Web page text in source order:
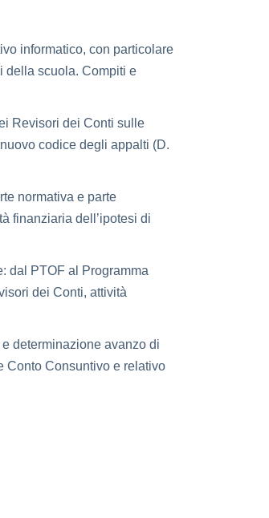
informatico, con particolare
della scuola. Compiti e
Revisori dei Conti sulle
codice degli appalti (D.
normativa e parte
finanziaria dell’ipotesi di
dal PTOF al Programma
dei Conti, attività
determinazione avanzo di
Conto Consuntivo e relativo